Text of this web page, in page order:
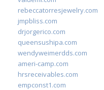
rebeccatorresjewelry.com
jmpbliss.com
drjorgerico.com
queensushipa.com
wendyweimerdds.com
ameri-camp.com
hrsreceivables.com
empconst1.com